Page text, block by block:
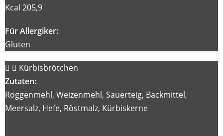
Kcal 205,9
Für Allergiker:
Gluten
Kürbisbrötchen
Zutaten:
Roggenmehl, Weizenmehl, Sauerteig, Backmittel,
Meersalz, Hefe, Röstmalz, Kürbiskerne